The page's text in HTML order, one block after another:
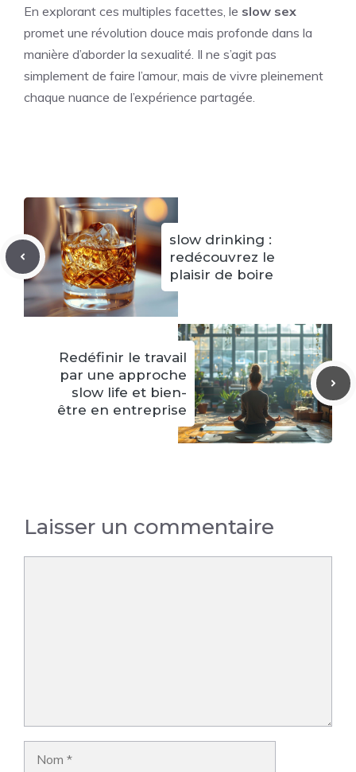
En explorant ces multiples facettes, le slow sex
promet une révolution douce mais profonde dans la
manière d’aborder la sexualité. Il ne s’agit pas
simplement de faire l’amour, mais de vivre pleinement
chaque nuance de l’expérience partagée.
slow drinking :
redécouvrez le
plaisir de boire
Redéfinir le travail
par une approche
slow life et bien-
être en entreprise
Laisser un commentaire